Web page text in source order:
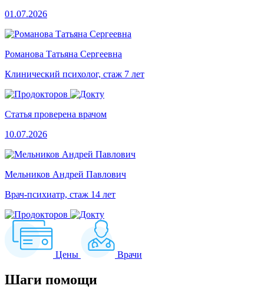
01.07.2026
Романова Татьяна Сергеевна
Клинический психолог, стаж 7 лет
Статья проверена врачом
10.07.2026
Мельников Андрей Павлович
Врач-психиатр, стаж 14 лет
Цены Врачи
Шаги помощи